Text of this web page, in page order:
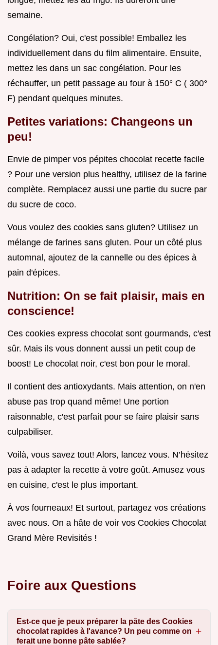
semaine.
Congélation? Oui, c'est possible! Emballez les
individuellement dans du film alimentaire. Ensuite,
mettez les dans un sac congélation. Pour les
réchauffer, un petit passage au four à 150° C ( 300°
F) pendant quelques minutes.
Petites variations: Changeons un
peu!
Envie de pimper vos pépites chocolat recette facile
? Pour une version plus healthy, utilisez de la farine
complète. Remplacez aussi une partie du sucre par
du sucre de coco.
Vous voulez des cookies sans gluten? Utilisez un
mélange de farines sans gluten. Pour un côté plus
automnal, ajoutez de la cannelle ou des épices à
pain d'épices.
Nutrition: On se fait plaisir, mais en
conscience!
Ces cookies express chocolat sont gourmands, c'est
sûr. Mais ils vous donnent aussi un petit coup de
boost! Le chocolat noir, c'est bon pour le moral.
Il contient des antioxydants. Mais attention, on n'en
abuse pas trop quand même! Une portion
raisonnable, c'est parfait pour se faire plaisir sans
culpabiliser.
Voilà, vous savez tout! Alors, lancez vous. N’hésitez
pas à adapter la recette à votre goût. Amusez vous
en cuisine, c'est le plus important.
À vos fourneaux! Et surtout, partagez vos créations
avec nous. On a hâte de voir vos Cookies Chocolat
Grand Mère Revisités !
Foire aux Questions
Est-ce que je peux préparer la pâte des Cookies
chocolat rapides à l'avance? Un peu comme on
ferait une bonne pâte sablée?